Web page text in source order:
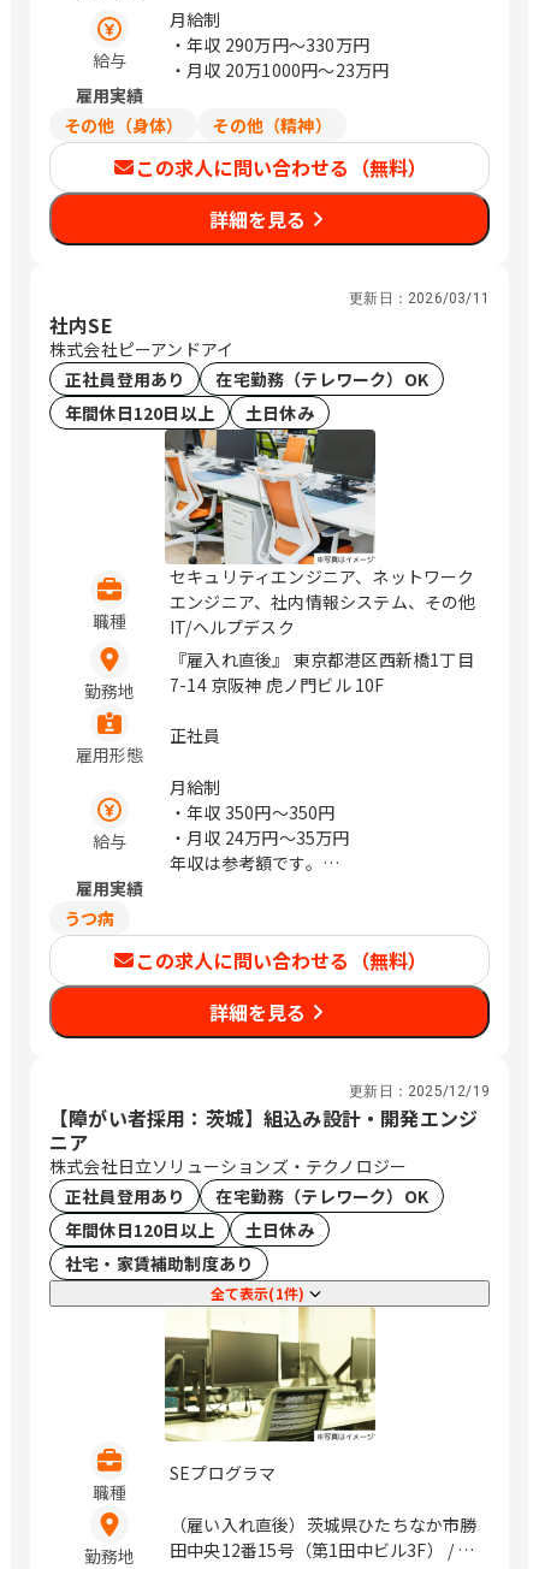
給与
月給制
・年収 290万円〜330万円
・月収 20万1000円〜23万円
雇用実績
その他（身体）
その他（精神）
この求人に問い合わせる（無料）
詳細を見る
更新日： 2026/03/11
社内SE
株式会社ピーアンドアイ
正社員登用あり
在宅勤務（テレワーク）OK
年間休日120日以上
土日休み
職種
セキュリティエンジニア、ネットワーク
エンジニア、社内情報システム、その他
IT/ヘルプデスク
勤務地
『雇入れ直後』 東京都港区西新橋1丁目
7-14 京阪神 虎ノ門ビル 10F
雇用形態
正社員
給与
月給制
・年収 350円〜350円
・月収 24万円〜35万円
年収は参考額です。
雇用実績
うつ病
この求人に問い合わせる（無料）
詳細を見る
更新日： 2025/12/19
【障がい者採用：茨城】組込み設計・開発エンジ
ニア
株式会社日立ソリューションズ・テクノロジー
正社員登用あり
在宅勤務（テレワーク）OK
年間休日120日以上
土日休み
社宅・家賃補助制度あり
全て表示(1件)
職種
SEプログラマ
勤務地
（雇い入れ直後）茨城県ひたちなか市勝
田中央12番15号（第1田中ビル3F） / 勝